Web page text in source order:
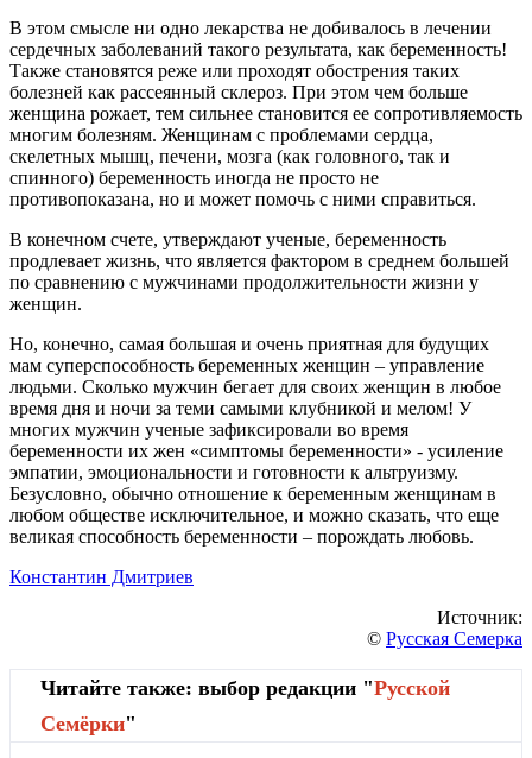
В этом смысле ни одно лекарства не добивалось в лечении
сердечных заболеваний такого результата, как беременность!
Также становятся реже или проходят обострения таких
болезней как рассеянный склероз. При этом чем больше
женщина рожает, тем сильнее становится ее сопротивляемость
многим болезням. Женщинам с проблемами сердца,
скелетных мышц, печени, мозга (как головного, так и
спинного) беременность иногда не просто не
противопоказана, но и может помочь с ними справиться.
В конечном счете, утверждают ученые, беременность
продлевает жизнь, что является фактором в среднем большей
по сравнению с мужчинами продолжительности жизни у
женщин.
Но, конечно, самая большая и очень приятная для будущих
мам суперспособность беременных женщин – управление
людьми. Сколько мужчин бегает для своих женщин в любое
время дня и ночи за теми самыми клубникой и мелом! У
многих мужчин ученые зафиксировали во время
беременности их жен «симптомы беременности» - усиление
эмпатии, эмоциональности и готовности к альтруизму.
Безусловно, обычно отношение к беременным женщинам в
любом обществе исключительное, и можно сказать, что еще
великая способность беременности – порождать любовь.
Константин Дмитриев
Источник:
© Русская Семерка
Читайте также: выбор редакции "Русской
Cемёрки"